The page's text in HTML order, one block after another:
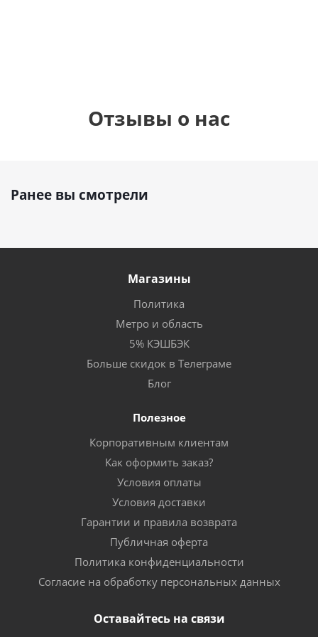
Отзывы о нас
Ранее вы смотрели
Магазины
Политика
Метро и область
5% КЭШБЭК
Больше скидок в Телеграме
Блог
Полезное
Корпоративным клиентам
Как оформить заказ?
Условия оплаты
Условия доставки
Гарантии и правила возврата
Публичная оферта
Политика конфиденциальности
Согласие на обработку персональных данных
Оставайтесь на связи